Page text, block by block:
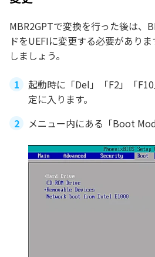
MBR2GPTで変換を行った後は、
ドをUEFIに変更する必要があり
しましょう。
起動時に「Del」「F2」「
定に入ります。
メニュー内にある「Boot